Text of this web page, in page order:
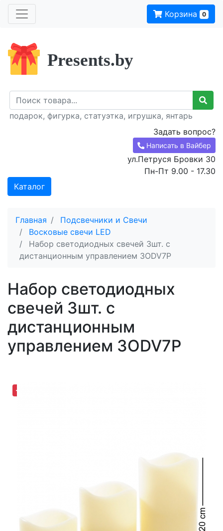
Корзина 0
Presents.by
подарок, фигурка, статуэтка, игрушка, янтарь
Задать вопрос?
Написать в Вайбер
ул.Петруся Бровки 30
Пн-Пт 9.00 - 17.30
Каталог
Главная
Подсвечники и Свечи
Восковые свечи LED
Набор светодиодных свечей 3шт. с
дистанционным управлением 3ODV7P
Набор светодиодных
свечей 3шт. с
дистанционным
управлением 3ODV7P
-30,65%